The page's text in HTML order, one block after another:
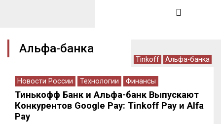
Альфа-банка
Tinkoff Альфа-банка
Новости России Технологии Финансы
Тинькофф Банк и Альфа-банк Выпускают
Конкурентов Google Pay: Tinkoff Pay и Alfa
Pay